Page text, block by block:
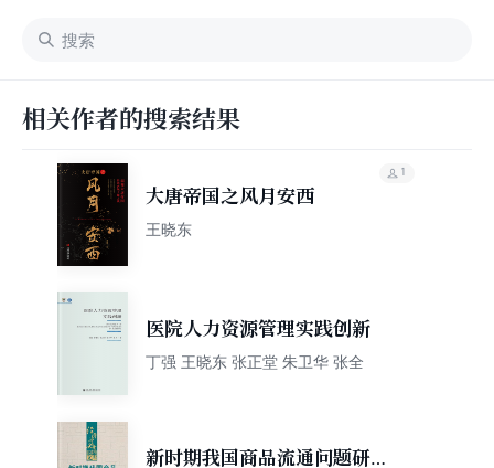
相关作者的搜索结果
大唐帝国之风月安西
王晓东
1
医院人力资源管理实践创新
丁强 王晓东 张正堂 朱卫华 张全
新时期我国商品流通问题研究